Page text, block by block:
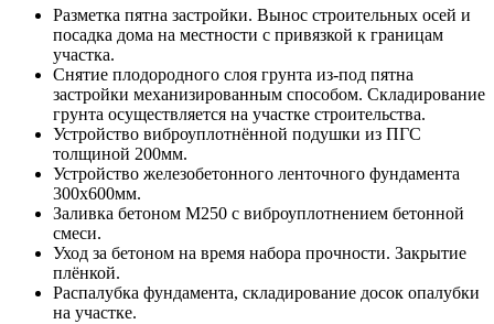
Разметка пятна застройки. Вынос строительных осей и
посадка дома на местности с привязкой к границам
участка.
Снятие плодородного слоя грунта из-под пятна
застройки механизированным способом. Складирование
грунта осуществляется на участке строительства.
Устройство виброуплотнённой подушки из ПГС
толщиной 200мм.
Устройство железобетонного ленточного фундамента
300х600мм.
Заливка бетоном М250 с виброуплотнением бетонной
смеси.
Уход за бетоном на время набора прочности. Закрытие
плёнкой.
Распалубка фундамента, складирование досок опалубки
на участке.